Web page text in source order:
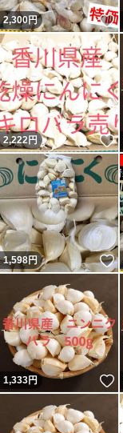
2,300円
2,222円
1,598円
1,333円